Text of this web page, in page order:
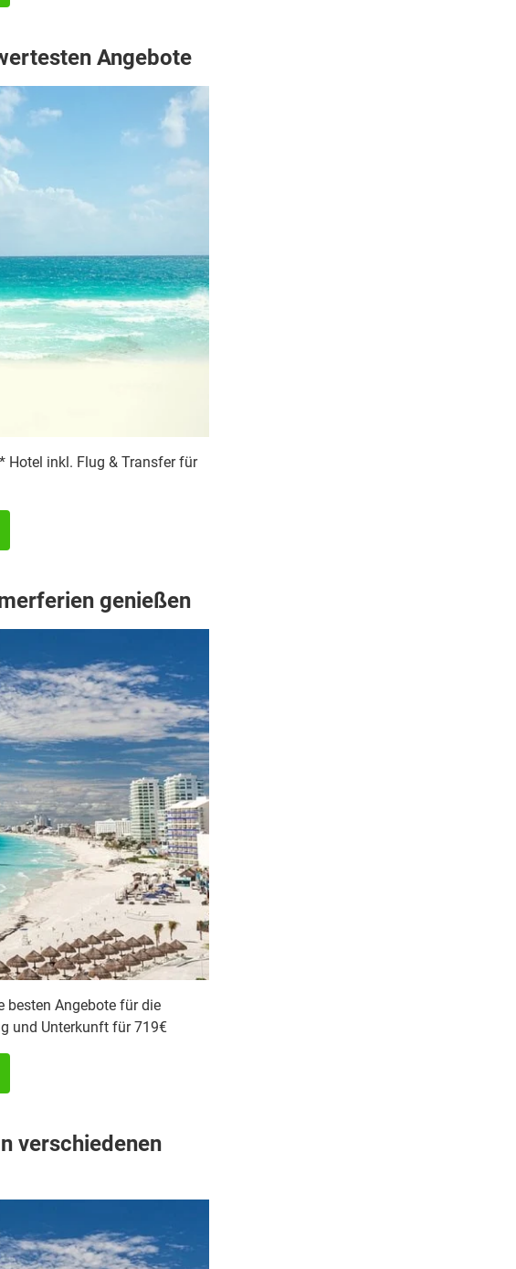
Angebote
Hotel inkl. Flug & Transfer für
genießen
besten Angebote für die
und Unterkunft für 719€
verschiedenen